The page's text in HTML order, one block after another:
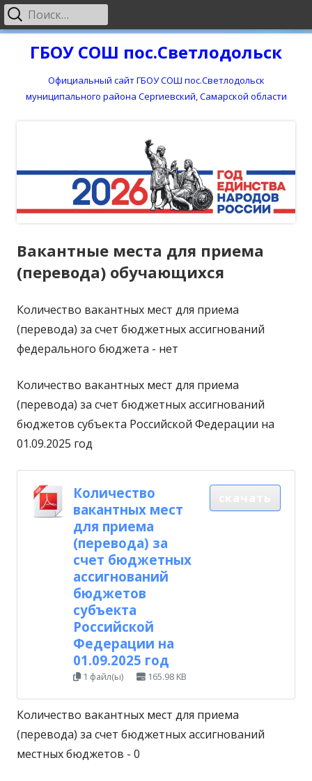
содержимому
ГБОУ СОШ пос.Светлодольск
Официальный сайт ГБОУ СОШ пос.Светлодольск
муниципального района Сергиевский, Самарской области
Основное
меню
Найти:
Вакантные места для приема
(перевода) обучающихся
Количество вакантных мест для приема
(перевода) за счет бюджетных ассигнований
федерального бюджета - нет
Количество вакантных мест для приема
(перевода) за счет бюджетных ассигнований
бюджетов субъекта Российской Федерации на
01.09.2025 год
Количество
вакантных мест
для приема
(перевода) за
счет бюджетных
ассигнований
бюджетов
субъекта
Российской
Федерации на
01.09.2025 год
1 файл(ы) 165.98 KB
Количество вакантных мест для приема
(перевода) за счет бюджетных ассигнований
местных бюджетов - 0